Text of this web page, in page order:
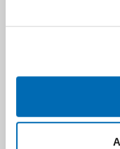
Mund-Antrum-